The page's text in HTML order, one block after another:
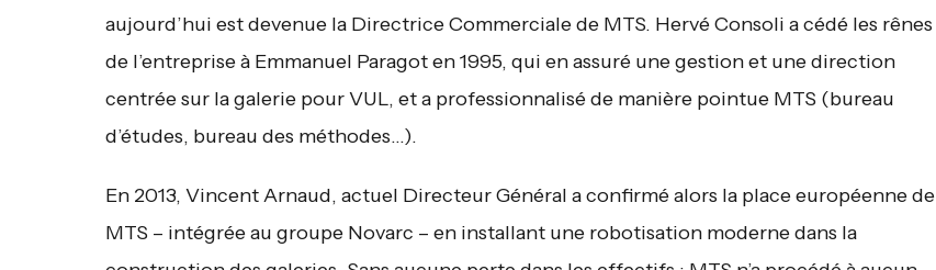
aujourd’hui est devenue la Directrice Commerciale de MTS. Hervé Consoli a cédé les rênes
de l’entreprise à Emmanuel Paragot en 1995, qui en assuré une gestion et une direction
centrée sur la galerie pour VUL, et a professionnalisé de manière pointue MTS (bureau
d’études, bureau des méthodes…).
En 2013, Vincent Arnaud, actuel Directeur Général a confirmé alors la place européenne de
MTS – intégrée au groupe Novarc – en installant une robotisation moderne dans la